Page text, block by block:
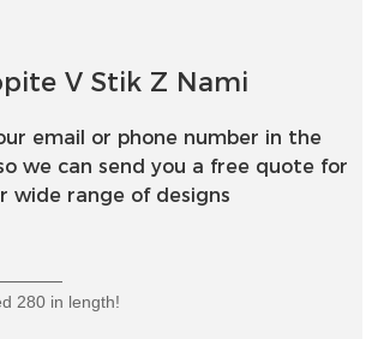
V Stik Z Nami
email or phone number in the
we can send you a free quote for
wide range of designs
280 in length!